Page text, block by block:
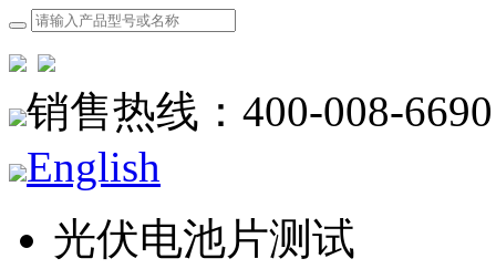
销售热线：400-008-6690
English
光伏电池片测试